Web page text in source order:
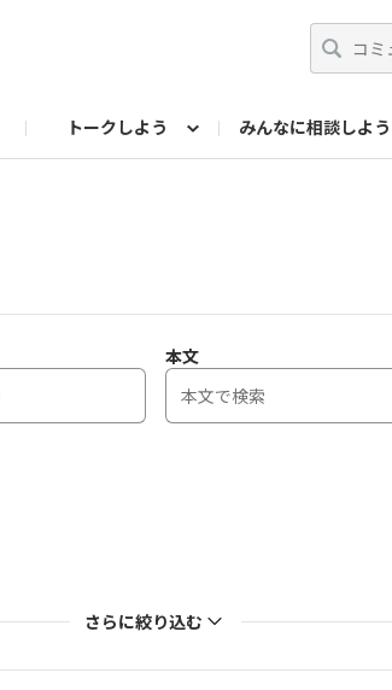
トークしよう みんなに相談しよう
本文
さらに絞り込む